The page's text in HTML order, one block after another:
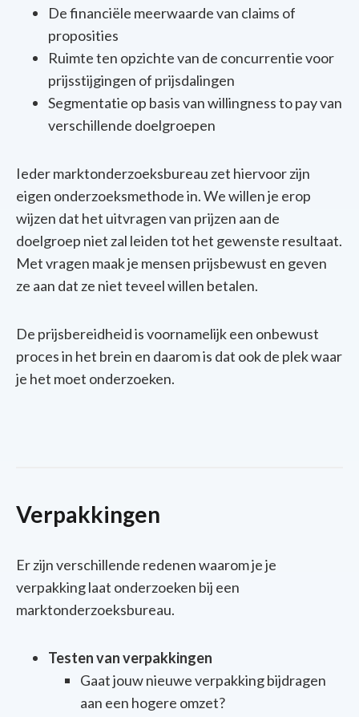
De financiële meerwaarde van claims of
proposities
Ruimte ten opzichte van de concurrentie voor
prijsstijgingen of prijsdalingen
Segmentatie op basis van willingness to pay van
verschillende doelgroepen
Ieder marktonderzoeksbureau zet hiervoor zijn
eigen onderzoeksmethode in. We willen je erop
wijzen dat het uitvragen van prijzen aan de
doelgroep niet zal leiden tot het gewenste resultaat.
Met vragen maak je mensen prijsbewust en geven
ze aan dat ze niet teveel willen betalen.
De prijsbereidheid is voornamelijk een onbewust
proces in het brein en daarom is dat ook de plek waar
je het moet onderzoeken.
Verpakkingen
Er zijn verschillende redenen waarom je je
verpakking laat onderzoeken bij een
marktonderzoeksbureau.
Testen van verpakkingen
Gaat jouw nieuwe verpakking bijdragen
aan een hogere omzet?